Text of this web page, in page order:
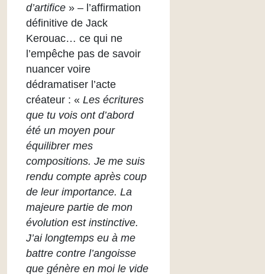
d’artifice » – l’affirmation
définitive de Jack
Kerouac… ce qui ne
l’empêche pas de savoir
nuancer voire
dédramatiser l’acte
créateur : « Les écritures
que tu vois ont d’abord
été un moyen pour
équilibrer mes
compositions. Je me suis
rendu compte après coup
de leur importance. La
majeure partie de mon
évolution est instinctive.
J’ai longtemps eu à me
battre contre l’angoisse
que génère en moi le vide